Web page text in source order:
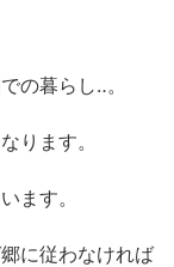
の暮らし‥。
ります。
ます。
に従わなければ